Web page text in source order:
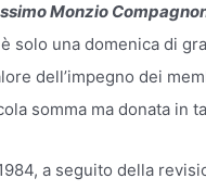
Monzio
solo una domenica di
dell’impegno dei
somma ma donata in
a seguito della